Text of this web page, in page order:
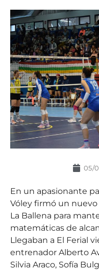
05/
En un apasionante
Vóley firmó un nuevo
La Ballena para
matemáticas de
Llegaban a El Ferial
entrenador Alberto
Silvia Araco, Sofía